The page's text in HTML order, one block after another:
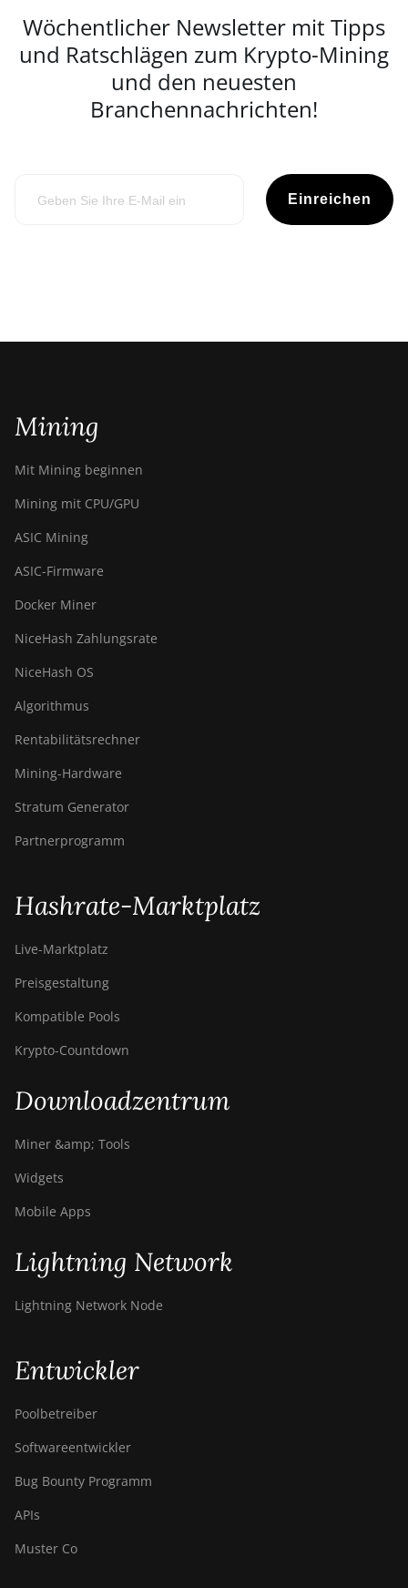
Wöchentlicher Newsletter mit Tipps
und Ratschlägen zum Krypto-Mining
und den neuesten
Branchennachrichten!
Einreichen
Mining
Mit Mining beginnen
Mining mit CPU/GPU
ASIC Mining
ASIC-Firmware
Docker Miner
NiceHash Zahlungsrate
NiceHash OS
Algorithmus
Rentabilitätsrechner
Mining-Hardware
Stratum Generator
Partnerprogramm
Hashrate-Marktplatz
Live-Marktplatz
Preisgestaltung
Kompatible Pools
Krypto-Countdown
Downloadzentrum
Miner &amp; Tools
Widgets
Mobile Apps
Lightning Network
Lightning Network Node
Entwickler
Poolbetreiber
Softwareentwickler
Bug Bounty Programm
APIs
Muster Co